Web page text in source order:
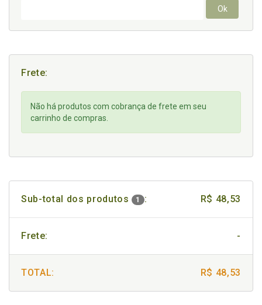
Ok
Frete:
Não há produtos com cobrança de frete em seu
carrinho de compras.
Sub-total dos produtos 1 : R$ 48,53
Frete: -
TOTAL: R$ 48,53